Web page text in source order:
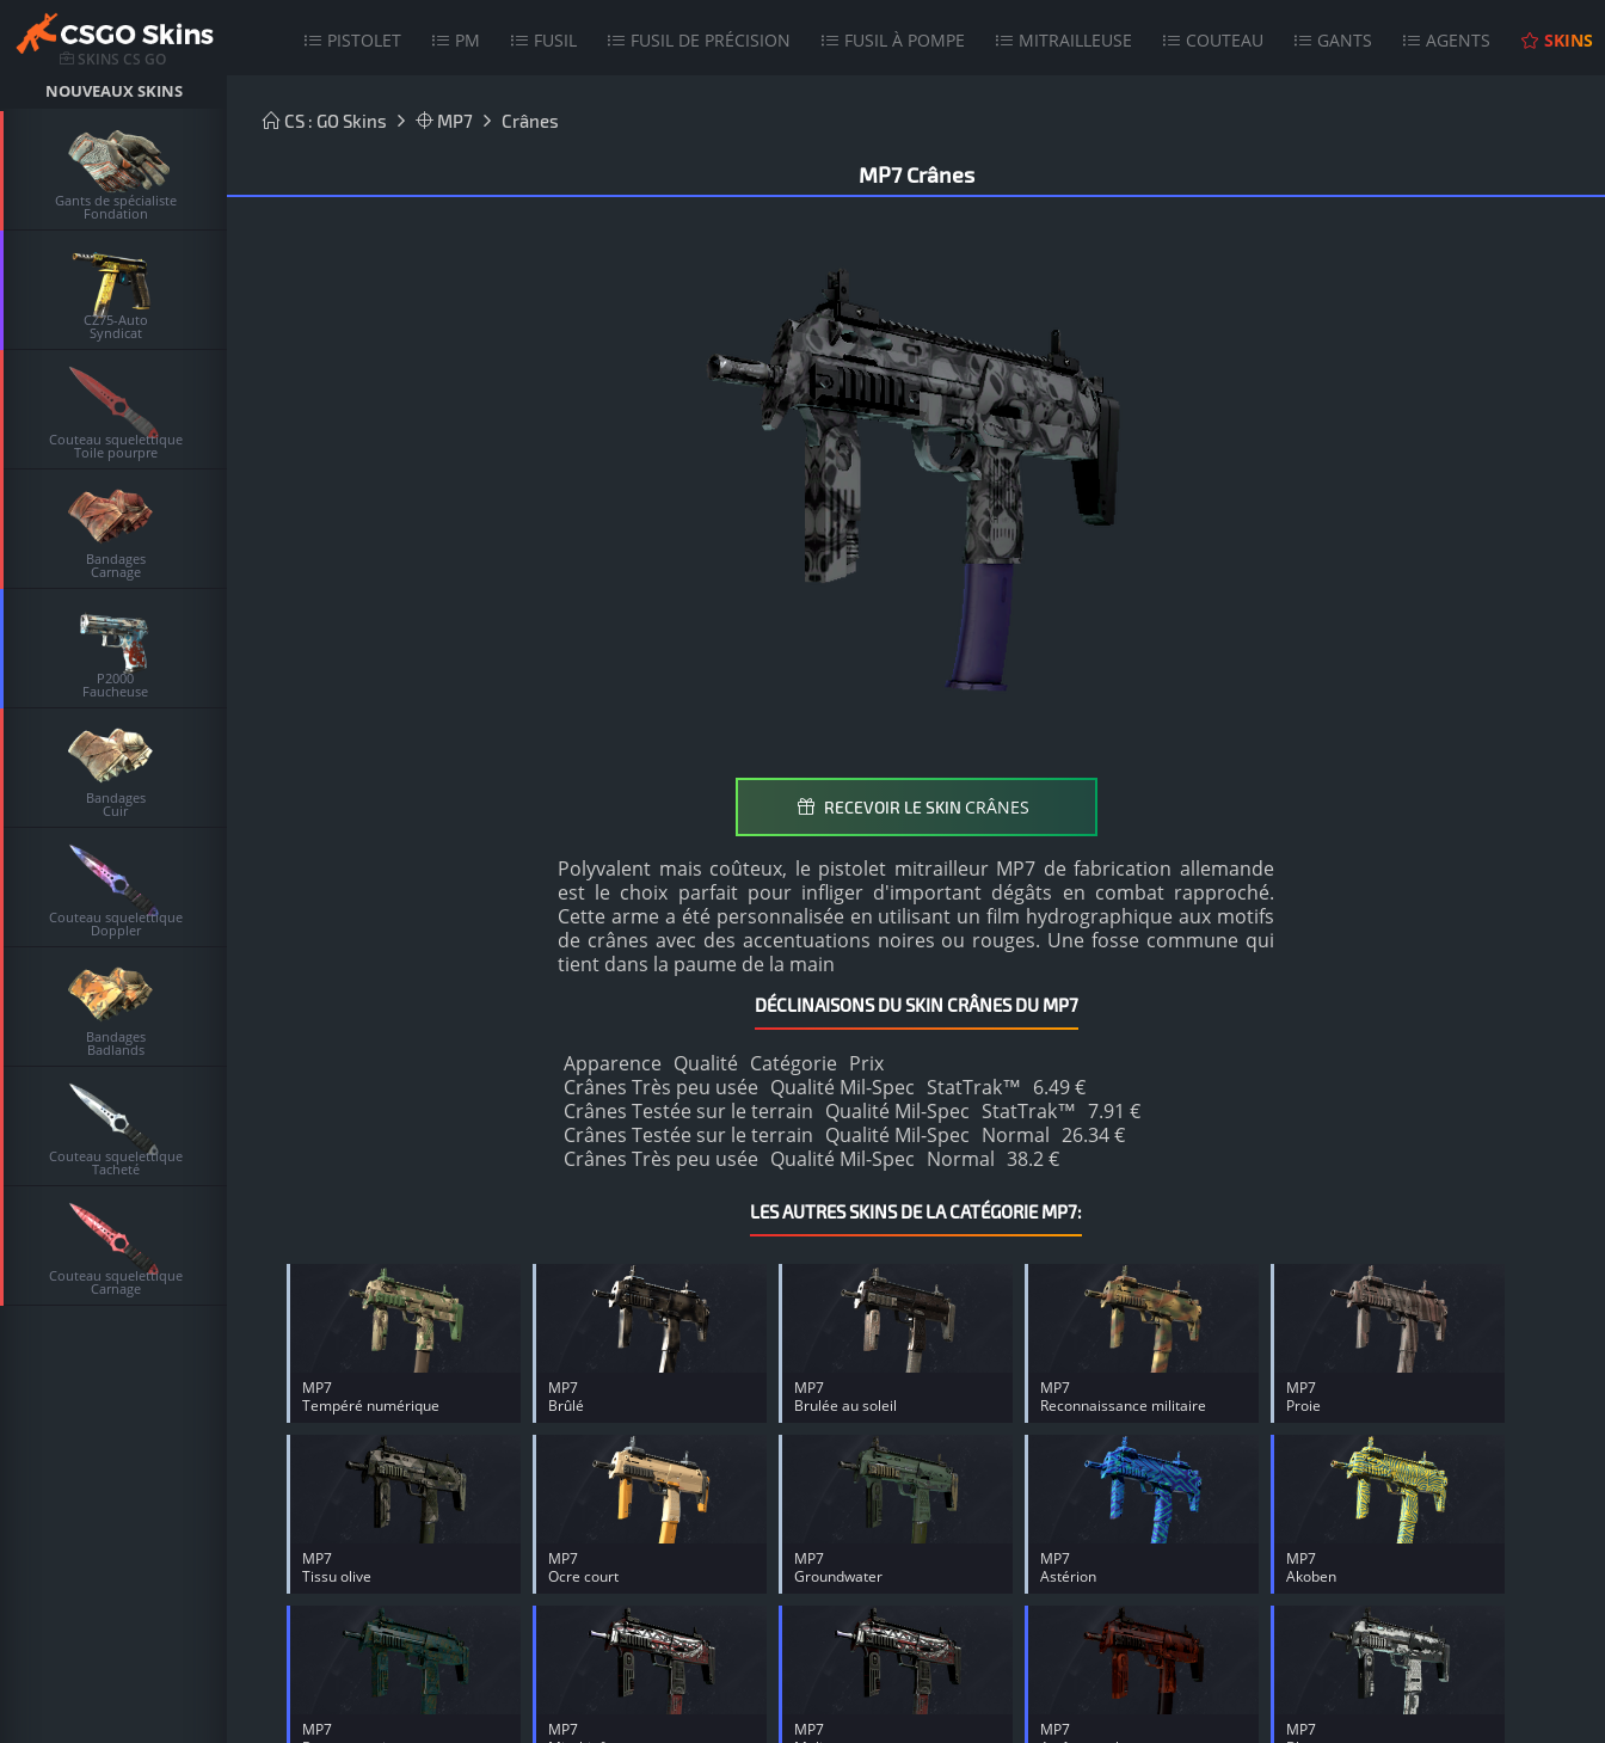
SKINS CS GO
NOUVEAUX SKINS
Gants de spécialiste
Fondation
CZ75-Auto
Syndicat
Couteau squelettique
Toile pourpre
Bandages
Carnage
P2000
Faucheuse
Bandages
Cuir
Couteau squelettique
Doppler
Bandages
Badlands
Couteau squelettique
Tacheté
Couteau squelettique
Carnage
PISTOLET PM FUSIL FUSIL DE PRÉCISION FUSIL À POMPE MITRAILLEUSE COUTEAU GANTS AGENTS SKINS
CS : GO Skins MP7 Crânes
MP7 Crânes
RECEVOIR LE SKIN CRÂNES
Polyvalent mais coûteux, le pistolet mitrailleur MP7 de fabrication allemande
est le choix parfait pour infliger d'important dégâts en combat rapproché.
Cette arme a été personnalisée en utilisant un film hydrographique aux motifs
de crânes avec des accentuations noires ou rouges. Une fosse commune qui
tient dans la paume de la main
DÉCLINAISONS DU SKIN CRÂNES DU MP7
Apparence Qualité Catégorie Prix
Crânes Très peu usée Qualité Mil-Spec StatTrak™ 6.49 €
Crânes Testée sur le terrain Qualité Mil-Spec StatTrak™ 7.91 €
Crânes Testée sur le terrain Qualité Mil-Spec Normal 26.34 €
Crânes Très peu usée Qualité Mil-Spec Normal 38.2 €
LES AUTRES SKINS DE LA CATÉGORIE MP7:
MP7
Tempéré numérique
MP7
Brûlé
MP7
Brulée au soleil
MP7
Reconnaissance militaire
MP7
Proie
MP7
Tissu olive
MP7
Ocre court
MP7
Groundwater
MP7
Astérion
MP7
Akoben
MP7
MP7
MP7
MP7
MP7